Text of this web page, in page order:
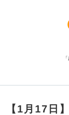
【1月17日